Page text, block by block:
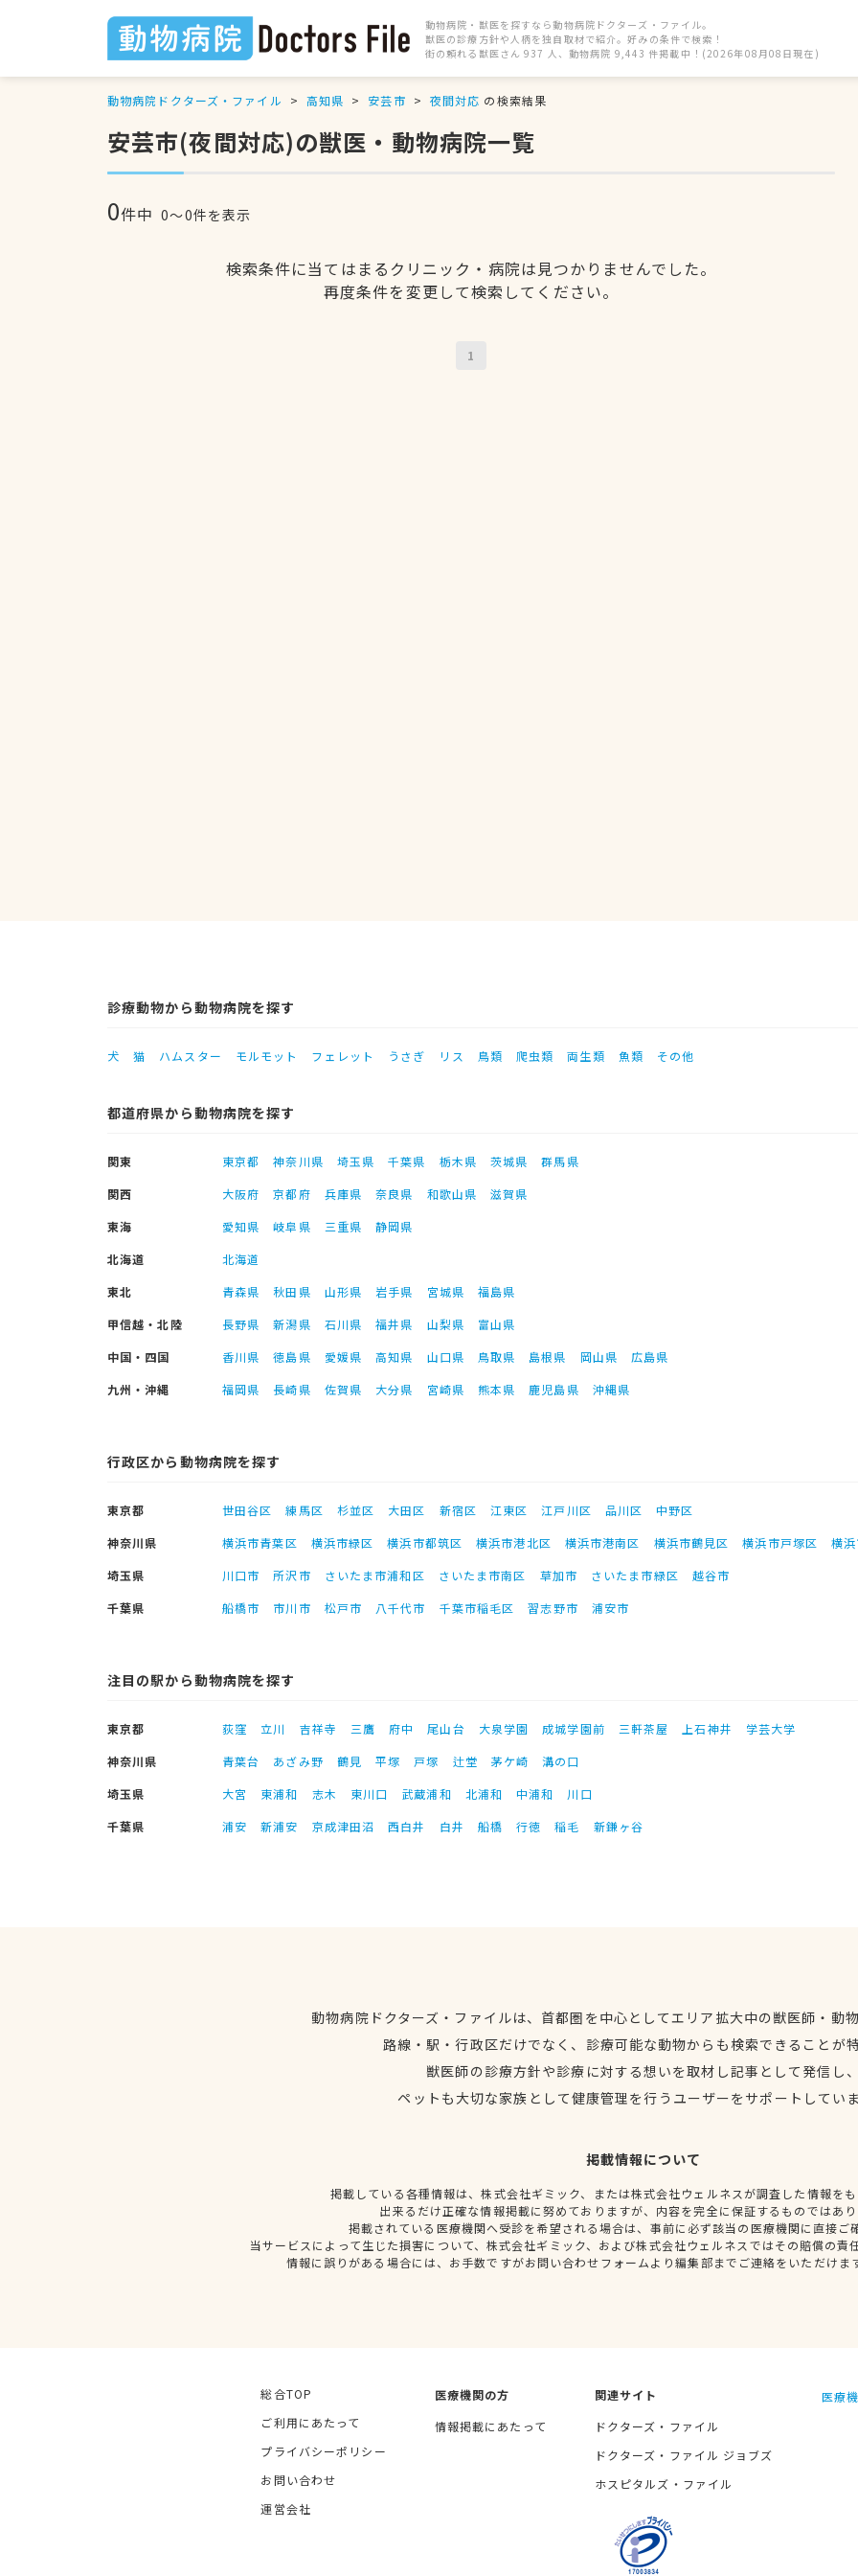
動物病院・獣医を探すなら動物病院ドクターズ・ファイル。
獣医の診療方針や人柄を独自取材で紹介。好みの条件で検索！
街の頼れる獣医さん 937 人、動物病院 9,443 件掲載中！(2026年08月08日現在)
動物病院ドクターズ・ファイル 高知県 安芸市 夜間対応 の検索結果
安芸市(夜間対応)の獣医・動物病院一覧
0件中 0〜0件を表示
検索条件に当てはまるクリニック・病院は見つかりませんでした。
再度条件を変更して検索してください。
1
診療動物から動物病院を探す
犬 猫 ハムスター モルモット フェレット うさぎ リス 鳥類 爬虫類 両生類 魚類 その他
都道府県から動物病院を探す
関東 東京都 神奈川県 埼玉県 千葉県 栃木県 茨城県
群馬県
関西
大阪府 京都府 兵庫県 奈良県 和歌山県
滋賀県
東海
愛知県 岐阜県 三重県
静岡県
北海道
北海道
東北
青森県 秋田県 山形県 岩手県 宮城県
福島県
甲信越・北陸
長野県 新潟県 石川県 福井県 山梨県
富山県
中国・四国
香川県 徳島県 愛媛県 高知県 山口県 鳥取県 島根県 岡山県
広島県
九州・沖縄
福岡県 長崎県 佐賀県 大分県 宮崎県 熊本県 鹿児島県 沖縄県
行政区から動物病院を探す
東京都 世田谷区 練馬区 杉並区 大田区 新宿区 江東区 江戸川区 品川区
中野区
神奈川県
横浜市青葉区 横浜市緑区 横浜市都筑区 横浜市港北区 横浜市港南区 横浜市鶴見区 横浜市戸塚区
横
埼玉県
川口市 所沢市 さいたま市浦和区 さいたま市南区 草加市 さいたま市緑区
越谷市
千葉県
船橋市 市川市 松戸市 八千代市 千葉市稲毛区 習志野市 浦安市
注目の駅から動物病院を探す
東京都 荻窪 立川 吉祥寺 三鷹 府中 尾山台 大泉学園 成城学園前 三軒茶屋 上石神井
学芸大学
神奈川県
青葉台 あざみ野 鶴見 平塚 戸塚 辻堂 茅ケ崎
溝の口
埼玉県
大宮 東浦和 志木 東川口 武蔵浦和 北浦和 中浦和
川口
千葉県
浦安 新浦安 京成津田沼 西白井 白井 船橋 行徳 稲毛 新鎌ヶ谷
動物病院ドクターズ・ファイルは、首都圏を中心としてエリア拡大中の獣医師・動
路線・駅・行政区だけでなく、診療可能な動物からも検索できることが
獣医師の診療方針や診療に対する想いを取材し記事として発信し
ペットも大切な家族として健康管理を行うユーザーをサポートしてい
掲載情報について
掲載している各種情報は、株式会社ギミック、または株式会社ウェルネスが調査した情報を
出来るだけ正確な情報掲載に努めておりますが、内容を完全に保証するものではあ
掲載されている医療機関へ受診を希望される場合は、事前に必ず該当の医療機関に直接ご
当サービスによって生じた損害について、株式会社ギミック、および株式会社ウェルネスではその賠償の責
情報に誤りがある場合には、お手数ですがお問い合わせフォームより編集部までご連絡をいただけま
総合TOP
ご利用にあたって
プライバシーポリシー
お問い合わせ
運営会社
医療機関の方
情報掲載にあたって
関連サイト
ドクターズ・ファイル
ドクターズ・ファイル ジョブズ
ホスピタルズ・ファイル
医療